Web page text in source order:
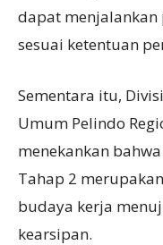
dapat menjalankan
sesuai ketentuan
Sementara itu,
Umum Pelindo
menekankan
Tahap 2
budaya kerja
kearsipan.